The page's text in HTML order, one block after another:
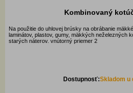
Kombinovaný
Na použitie do uhlovej brúsky na obrábanie
laminátov, plastov, gumy, mäkkých neželezných
starých náterov. vnútorný priemer 2
Dostupnosť:Skladom u